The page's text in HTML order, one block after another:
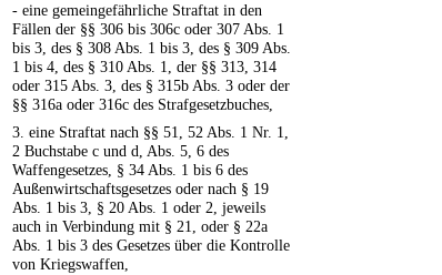
- eine gemeingefährliche Straftat in den
Fällen der §§ 306 bis 306c oder 307 Abs. 1
bis 3, des § 308 Abs. 1 bis 3, des § 309 Abs.
1 bis 4, des § 310 Abs. 1, der §§ 313, 314
oder 315 Abs. 3, des § 315b Abs. 3 oder der
§§ 316a oder 316c des Strafgesetzbuches,
3. eine Straftat nach §§ 51, 52 Abs. 1 Nr. 1,
2 Buchstabe c und d, Abs. 5, 6 des
Waffengesetzes, § 34 Abs. 1 bis 6 des
Außenwirtschaftsgesetzes oder nach § 19
Abs. 1 bis 3, § 20 Abs. 1 oder 2, jeweils
auch in Verbindung mit § 21, oder § 22a
Abs. 1 bis 3 des Gesetzes über die Kontrolle
von Kriegswaffen,